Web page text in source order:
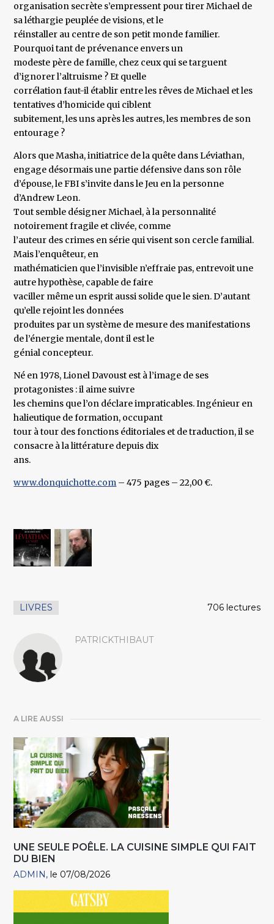
organisation secrète s’empressent pour tirer Michael de
sa léthargie peuplée de visions, et le
réinstaller au centre de son petit monde familier.
Pourquoi tant de prévenance envers un
modeste père de famille, chez ceux qui se targuent
d’ignorer l’altruisme ? Et quelle
corrélation faut-il établir entre les rêves de Michael et les
tentatives d’homicide qui ciblent
subitement, les uns après les autres, les membres de son
entourage ?
Alors que Masha, initiatrice de la quête dans Léviathan,
engage désormais une partie défensive dans son rôle
d’épouse, le FBI s’invite dans le Jeu en la personne
d’Andrew Leon.
Tout semble désigner Michael, à la personnalité
notoirement fragile et clivée, comme
l’auteur des crimes en série qui visent son cercle familial.
Mais l’enquêteur, en
mathématicien que l’invisible n’effraie pas, entrevoit une
autre hypothèse, capable de faire
vaciller même un esprit aussi solide que le sien. D’autant
qu’elle rejoint les données
produites par un système de mesure des manifestations
de l’énergie mentale, dont il est le
génial concepteur.
Né en 1978, Lionel Davoust est à l’image de ses
protagonistes : il aime suivre
les chemins que l’on déclare impraticables. Ingénieur en
halieutique de formation, occupant
tour à tour des fonctions éditoriales et de traduction, il se
consacre à la littérature depuis dix
ans.
www.donquichotte.com – 475 pages – 22,00 €.
LIVRES 706 lectures
PATRICKTHIBAUT
A LIRE AUSSI
UNE SEULE POÊLE. LA CUISINE SIMPLE QUI FAIT
DU BIEN
ADMIN le 07/08/2026